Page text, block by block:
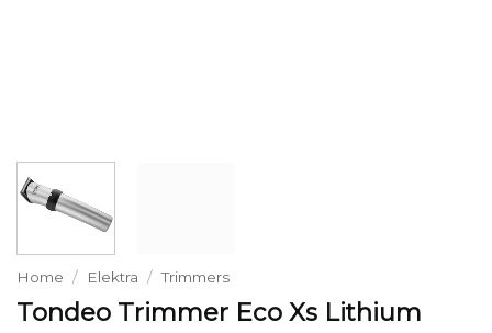
Home / Elektra / Trimmers
Tondeo Trimmer Eco Xs Lithium